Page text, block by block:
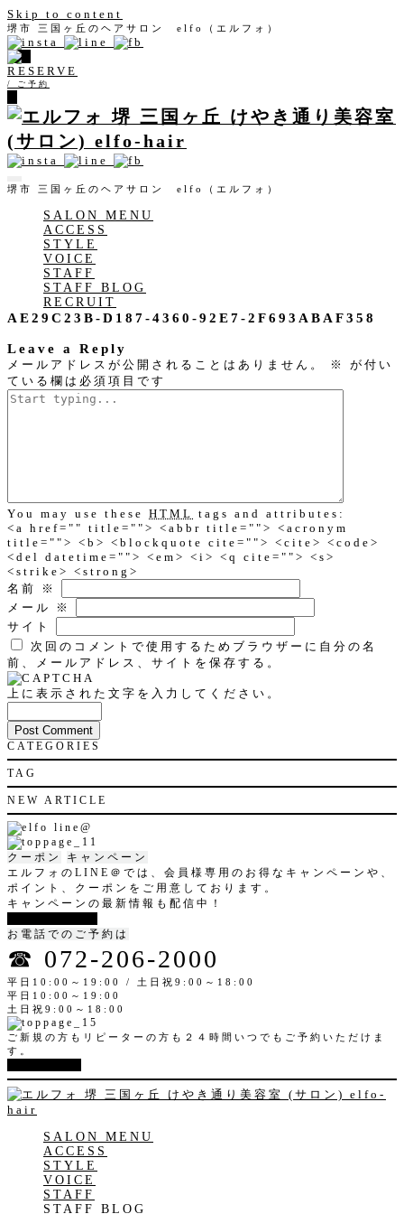
Skip to content
堺市 三国ヶ丘のヘアサロン elfo（エルフォ）
RESERVE
/ ご予約
堺市 三国ヶ丘のヘアサロン elfo（エルフォ）
SALON MENU
ACCESS
STYLE
VOICE
STAFF
STAFF BLOG
RECRUIT
AE29C23B-D187-4360-92E7-2F693ABAF358
Leave a Reply
メールアドレスが公開されることはありません。 ※
が付い
ている欄は必須項目です
You may use these HTML tags and attributes:
<a href="" title=""> <abbr title=""> <acronym
title=""> <b> <blockquote cite=""> <cite> <code>
<del datetime=""> <em> <i> <q cite=""> <s>
<strike> <strong>
名前
※
メール
※
サイト
次回のコメントで使用するためブラウザーに自分の名
前、メールアドレス、サイトを保存する。
上に表示された文字を入力してください。
CATEGORIES
TAG
NEW ARTICLE
クーポン
キャンペーン
エルフォのLINE＠では、会員様専用のお得なキャンペーンや、
ポイント、クーポンをご用意しております。
キャンペーンの最新情報も配信中！
お電話でのご予約は
☎︎ 072-206-2000
平日10:00～19:00 / 土日祝9:00～18:00
平日10:00～19:00
土日祝9:00～18:00
ご新規の方もリピーターの方も２４時間いつでもご予約いただけま
す。
SALON MENU
ACCESS
STYLE
VOICE
STAFF
STAFF BLOG